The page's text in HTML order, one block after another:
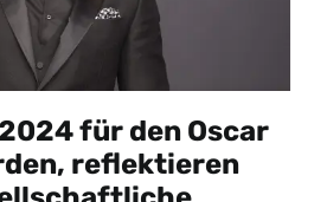
für den Oscar
reflektieren